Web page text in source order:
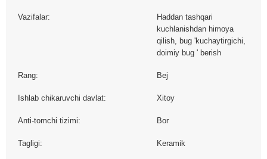
Vazifalar:
Haddan tashqari
kuchlanishdan himoya
qilish, bug 'kuchaytirgichi,
doimiy bug ' berish
Rang: Bej
Ishlab chikaruvchi davlat: Xitoy
Anti-tomchi tizimi: Bor
Tagligi: Keramik